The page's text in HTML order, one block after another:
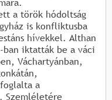
a török hódoltság
is konfliktusba
hívekkel. Althan
ban iktatták be a váci
Váchartyánban,
a
Szemléletére